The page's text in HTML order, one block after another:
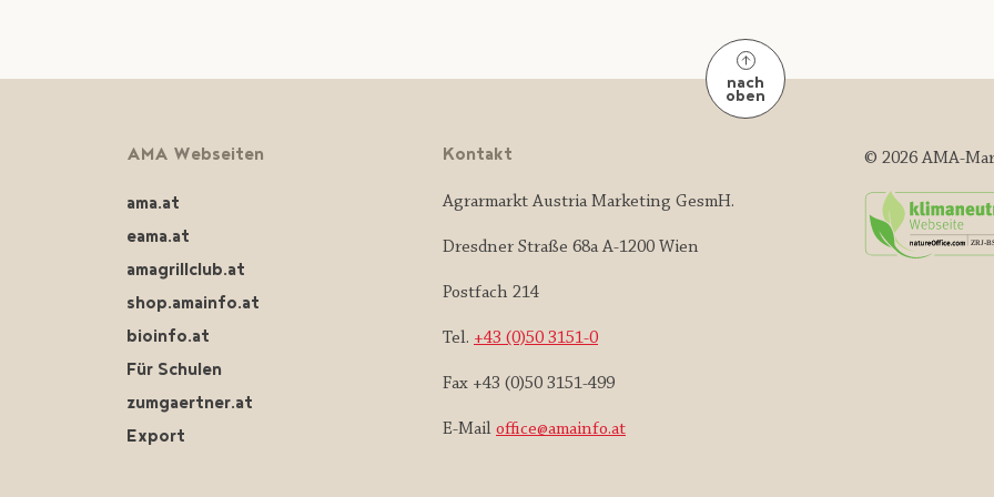
nach
oben
AMA Webseiten
ama.at
eama.at
amagrillclub.at
shop.amainfo.at
bioinfo.at
Für Schulen
zumgaertner.at
Export
Kontakt
Agrarmarkt Austria Marketing GesmH.
Dresdner Straße 68a A-1200 Wien
Postfach 214
Tel. +43 (0)50 3151-0
Fax +43 (0)50 3151-499
E-Mail office@amainfo.at
© 2026 AMA-